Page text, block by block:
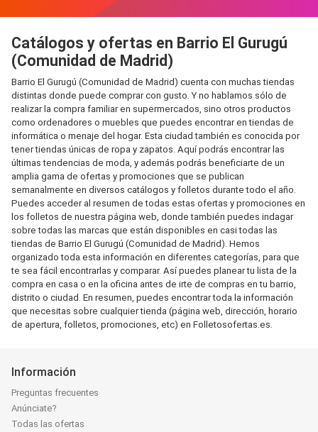
Catálogos y ofertas en Barrio El Gurugú
(Comunidad de Madrid)
Barrio El Gurugú (Comunidad de Madrid) cuenta con muchas tiendas
distintas donde puede comprar con gusto. Y no hablamos sólo de
realizar la compra familiar en supermercados, sino otros productos
como ordenadores o muebles que puedes encontrar en tiendas de
informática o menaje del hogar. Esta ciudad también es conocida por
tener tiendas únicas de ropa y zapatos. Aquí podrás encontrar las
últimas tendencias de moda, y además podrás beneficiarte de un
amplia gama de ofertas y promociones que se publican
semanalmente en diversos catálogos y folletos durante todo el año.
Puedes acceder al resumen de todas estas ofertas y promociones en
los folletos de nuestra página web, donde también puedes indagar
sobre todas las marcas que están disponibles en casi todas las
tiendas de Barrio El Gurugú (Comunidad de Madrid). Hemos
organizado toda esta información en diferentes categorías, para que
te sea fácil encontrarlas y comparar. Así puedes planear tu lista de la
compra en casa o en la oficina antes de irte de compras en tu barrio,
distrito o ciudad. En resumen, puedes encontrar toda la información
que necesitas sobre cualquier tienda (página web, dirección, horario
de apertura, folletos, promociones, etc) en Folletosofertas.es.
Información
Preguntas frecuentes
Anúnciate?
Todas las ofertas